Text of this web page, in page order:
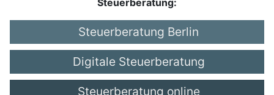
Steuerberatung Berlin
Digitale Steuerberatung
Steuerberatung online